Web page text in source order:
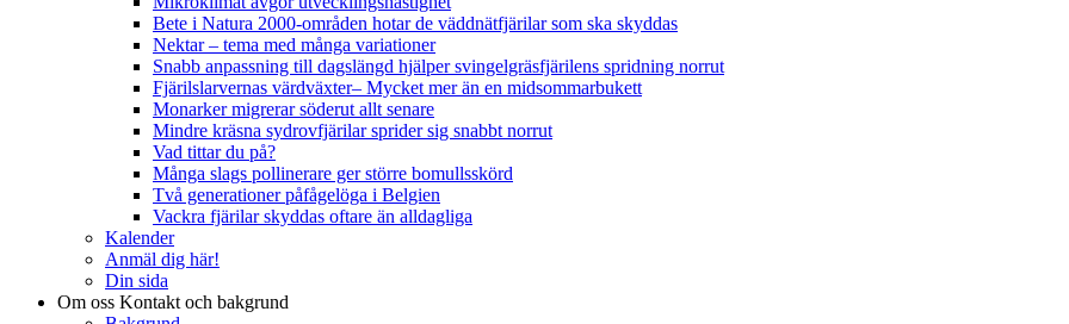
Bete i Natura 2000-områden hotar de väddnätfjärilar som ska skyddas
Nektar – tema med många variationer
Snabb anpassning till dagslängd hjälper svingelgräsfjärilens spridning norrut
Fjärilslarvernas värdväxter– Mycket mer än en midsommarbukett
Monarker migrerar söderut allt senare
Mindre kräsna sydrovfjärilar sprider sig snabbt norrut
Vad tittar du på?
Många slags pollinerare ger större bomullsskörd
Två generationer påfågelöga i Belgien
Vackra fjärilar skyddas oftare än alldagliga
Kalender
Anmäl dig här!
Din sida
Om oss Kontakt och bakgrund